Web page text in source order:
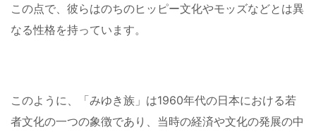
この点で、彼らはのちのヒッピー文化やモッズなどとは異
なる性格を持っています。
このように、「みゆき族」は1960年代の日本における若
者文化の一つの象徴であり、当時の経済や文化の発展の中